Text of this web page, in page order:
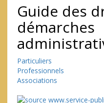
Guide des
démarches
Particuliers
Professionnels
Associations